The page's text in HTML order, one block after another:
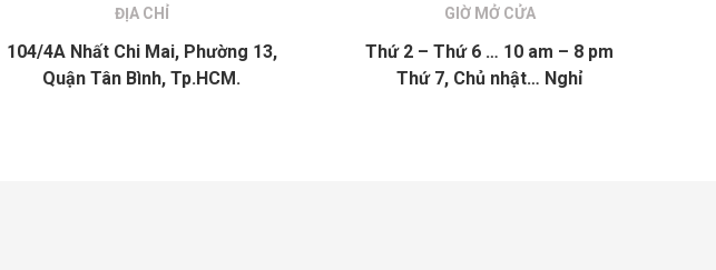
ĐỊA CHỈ
104/4A Nhất Chi Mai, Phường 13,
Quận Tân Bình, Tp.HCM.
GIỜ MỞ CỬA
Thứ 2 – Thứ 6 … 10 am – 8 pm
Thứ 7, Chủ nhật… Nghỉ